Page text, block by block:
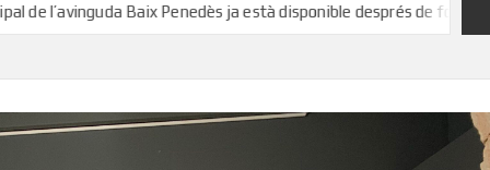
Baix Penedès ja està disponible després de formalitzar-se